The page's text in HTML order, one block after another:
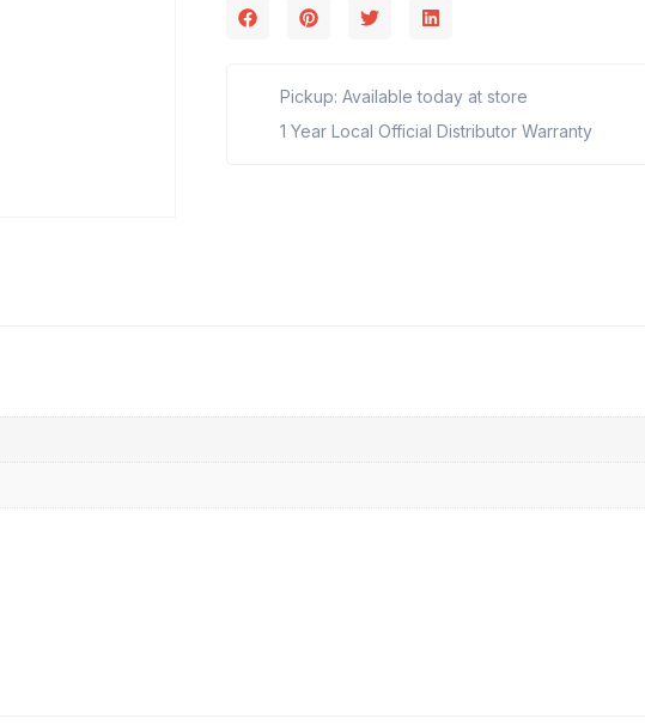
Pickup: Available today at store
1 Year Local Official Distributor Warranty